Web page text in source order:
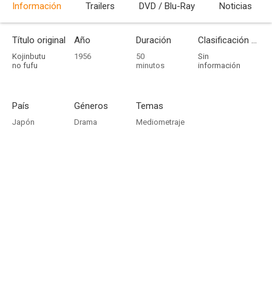
Información Trailers DVD / Blu-Ray Noticias
Título original
Kojinbutu
no fufu
Año
1956
Duración
50
minutos
Clasificación por edades
Sin
información
País
Japón
Géneros
Drama
Temas
Mediometraje